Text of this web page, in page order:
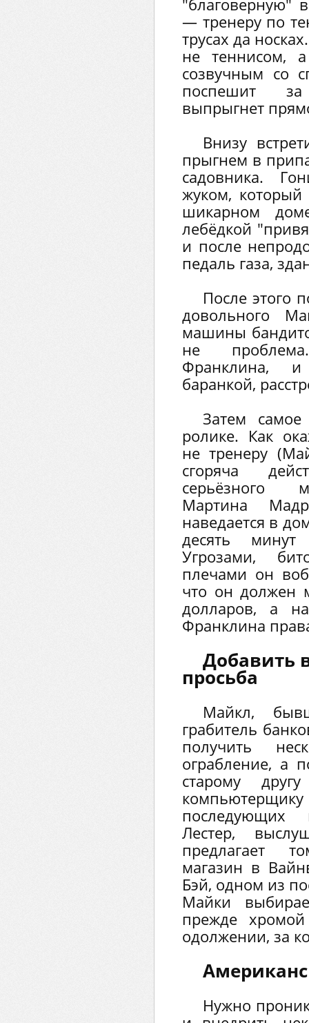
"благоверную"
— тренеру по
трусах да
не теннисом,
созвучным со
поспешит
выпрыгнет
Внизу
прыгнем в
садовника.
жуком, который
шикарном
лебёдкой
и после
педаль газа,
После этого
довольного
машины
не
Франклина,
баранкой,
Затем
ролике. Как
не тренеру
сгоряча
серьёзного
Мартина
наведается в
десять
Угрозами,
плечами он
что он должен
долларов, а
Франклина
Добавить
просьба
Майкл,
грабитель
получить
ограбление, а
старому
Лестер,
предлагает
магазин в
Бэй, одном из
Майки
прежде
одолжении, за
Нужно